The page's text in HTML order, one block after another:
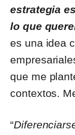
estrategia
lo que
es una idea
que me
contextos.
“